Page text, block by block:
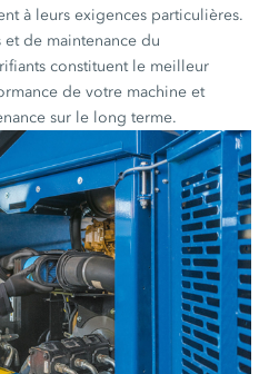
à leurs exigences particulières.
de maintenance du
constituent le meilleur
de votre machine et
sur le long terme.